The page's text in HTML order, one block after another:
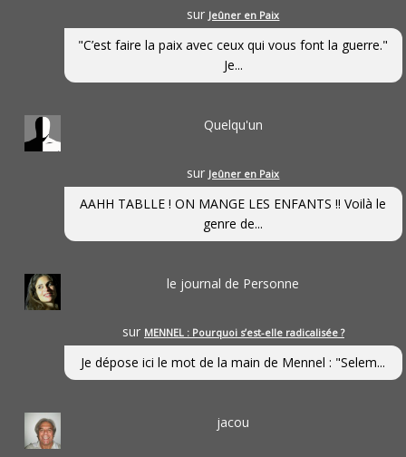
sur Jeûner en Paix
"C’est faire la paix avec ceux qui vous font la guerre."
Je...
Quelqu'un
sur Jeûner en Paix
AAHH TABLLE ! ON MANGE LES ENFANTS !! Voilà le
genre de...
le journal de Personne
sur MENNEL : Pourquoi s’est-elle radicalisée ?
Je dépose ici le mot de la main de Mennel : "Selem...
jacou